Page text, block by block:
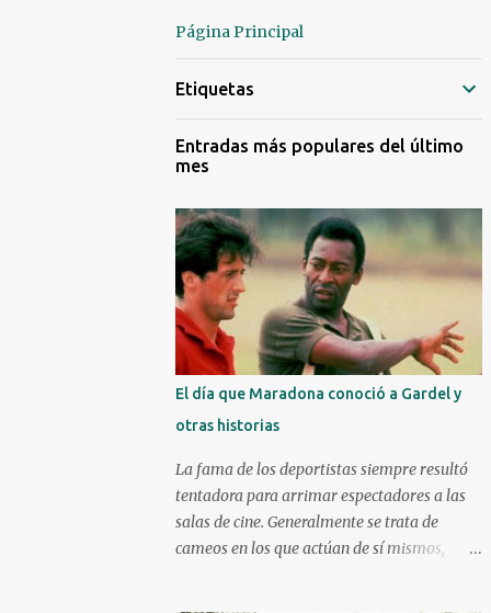
Página Principal
Etiquetas
Entradas más populares del último
mes
El día que Maradona conoció a Gardel y
otras historias
La fama de los deportistas siempre resultó
tentadora para arrimar espectadores a las
salas de cine. Generalmente se trata de
cameos en los que actúan de sí mismos,